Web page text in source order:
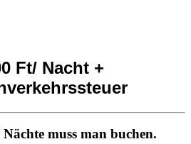
Ft/ Nacht +
muss man buchen.